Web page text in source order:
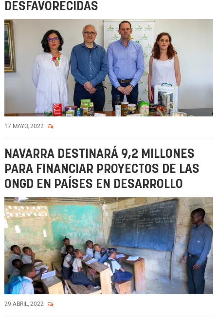
DESFAVORECIDAS
17 MAYO, 2022
NAVARRA DESTINARÁ 9,2 MILLONES
PARA FINANCIAR PROYECTOS DE LAS
ONGD EN PAÍSES EN DESARROLLO
29 ABRIL, 2022